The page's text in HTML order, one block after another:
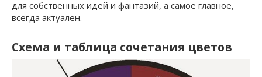
для собственных идей и фантазий, а самое главное,
всегда актуален.
Схема и таблица сочетания цветов